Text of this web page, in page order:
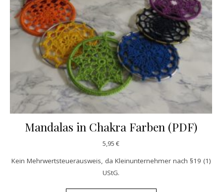
Mandalas in Chakra Farben (PDF)
5,95 €
Kein Mehrwertsteuerausweis, da Kleinunternehmer nach §19 (1)
UStG.